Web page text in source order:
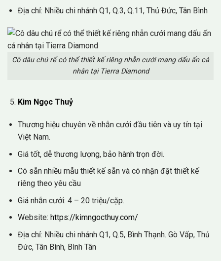
Địa chỉ: Nhiều chi nhánh Q1, Q.3, Q.11, Thủ Đức, Tân Bình
Cô dâu chú rể có thể thiết kế riêng nhẫn cưới mang dấu ấn cá
nhân tại Tierra Diamond
Kim Ngọc Thuỷ
Thương hiệu chuyên về nhẫn cưới đầu tiên và uy tín tại
Việt Nam.
Giá tốt, dễ thương lượng, bảo hành trọn đời.
Có sẵn nhiều mẫu thiết kế sẵn và có nhận đặt thiết kế
riêng theo yêu cầu
Giá nhẫn cưới: 4 – 20 triệu/cặp.
Website: https://kimngocthuy.com/
Địa chỉ: Nhiều chi nhánh Q1, Q.5, Bình Thạnh. Gò Vấp, Thủ
Đức, Tân Bình, Bình Tân